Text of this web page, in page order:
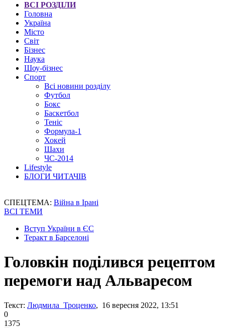
ВСІ РОЗДІЛИ
Головна
Україна
Місто
Світ
Бізнес
Наука
Шоу-бізнес
Спорт
Всі новини розділу
Футбол
Бокс
Баскетбол
Теніс
Формула-1
Хокей
Шахи
ЧС-2014
Lifestyle
БЛОГИ ЧИТАЧІВ
СПЕЦТЕМА: Війна в Ірані
ВСІ ТЕМИ
Вступ України в ЄС
Теракт в Барселоні
Головкін поділився рецептом
перемоги над Альваресом
Текст: Людмила Троценко, 16 вересня 2022, 13:51
0
1375